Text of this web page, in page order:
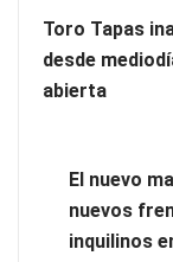
Toro Tapas
desde
abierta
El nuevo
nuevos
inquilinos